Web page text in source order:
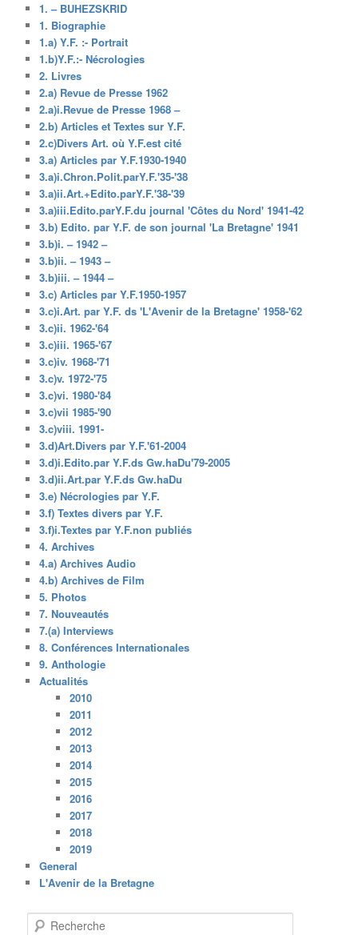
1. – BUHEZSKRID
1. Biographie
1.a) Y.F. :- Portrait
1.b)Y.F.:- Nécrologies
2. Livres
2.a) Revue de Presse 1962
2.a)i.Revue de Presse 1968 –
2.b) Articles et Textes sur Y.F.
2.c)Divers Art. où Y.F.est cité
3.a) Articles par Y.F.1930-1940
3.a)i.Chron.Polit.parY.F.'35-'38
3.a)ii.Art.+Edito.parY.F.'38-'39
3.a)iii.Edito.parY.F.du journal 'Côtes du Nord' 1941-42
3.b) Edito. par Y.F. de son journal 'La Bretagne' 1941
3.b)i. – 1942 –
3.b)ii. – 1943 –
3.b)iii. – 1944 –
3.c) Articles par Y.F.1950-1957
3.c)i.Art. par Y.F. ds 'L'Avenir de la Bretagne' 1958-'62
3.c)ii. 1962-'64
3.c)iii. 1965-'67
3.c)iv. 1968-'71
3.c)v. 1972-'75
3.c)vi. 1980-'84
3.c)vii 1985-'90
3.c)viii. 1991-
3.d)Art.Divers par Y.F.'61-2004
3.d)i.Edito.par Y.F.ds Gw.haDu'79-2005
3.d)ii.Art.par Y.F.ds Gw.haDu
3.e) Nécrologies par Y.F.
3.f) Textes divers par Y.F.
3.f)i.Textes par Y.F.non publiés
4. Archives
4.a) Archives Audio
4.b) Archives de Film
5. Photos
7. Nouveautés
7.(a) Interviews
8. Conférences Internationales
9. Anthologie
Actualités
2010
2011
2012
2013
2014
2015
2016
2017
2018
2019
General
L'Avenir de la Bretagne